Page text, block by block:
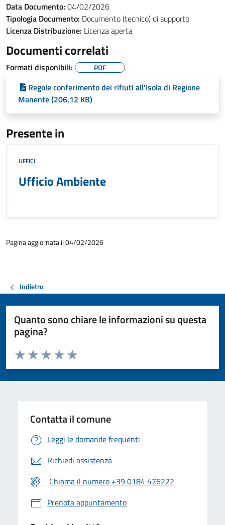
Data Documento: 04/02/2026
Tipologia Documento: Documento (tecnico) di supporto
Licenza Distribuzione: Licenza aperta
Documenti correlati
Formati disponibili: PDF
Regole conferimento dei rifiuti all'Isola di Regione
Manente (206,12 KB)
Presente in
UFFICI
Ufficio Ambiente
Pagina aggiornata il 04/02/2026
Indietro
Quanto sono chiare le informazioni su questa
pagina?
Valuta da 1 a 5 stelle la pagina
Valuta 5 stelle su 5
Valuta 4 stelle su 5
Valuta 3 stelle su 5
Valuta 2 stelle su 5
Valuta 1 stelle su 5
Contatta il comune
Leggi le domande frequenti
Richiedi assistenza
Chiama il numero +39 0184 476222
Prenota appuntamento